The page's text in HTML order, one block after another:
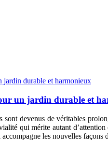
un jardin durable et
sont devenus de véritables
qui mérite autant
les nouvelles façons